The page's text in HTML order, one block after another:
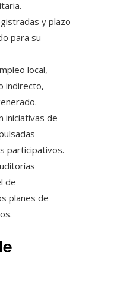
y plazo
para su
local,
indirecto,
iniciativas de
participativos.
de
planes de